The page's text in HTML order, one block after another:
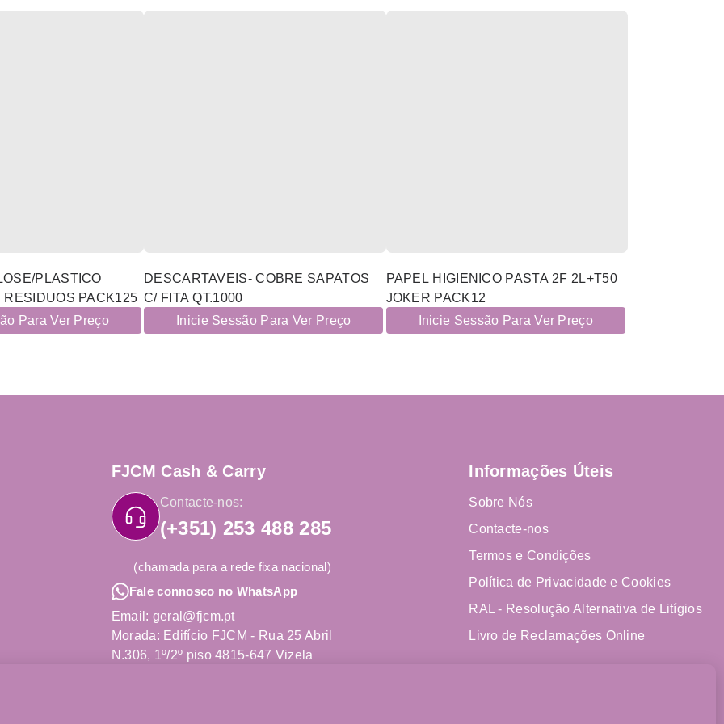
PLASTICO
PACK125
Para Ver Preço
DESCARTAVEIS- COBRE SAPATOS
C/ FITA QT.1000
Inicie Sessão Para Ver Preço
PAPEL HIGIENICO PASTA 2F 2L+T50
JOKER PACK12
Inicie Sessão Para Ver Preço
FJCM Cash & Carry
Contacte-nos:
(+351) 253 488 285
(chamada para a rede fixa nacional)
Fale connosco no WhatsApp
Email: geral@fjcm.pt
Morada: Edifício FJCM - Rua 25 Abril
N.306, 1º/2º piso 4815-647 Vizela
Informações Úteis
Sobre Nós
Contacte-nos
Termos e Condições
Política de Privacidade e Cookies
RAL - Resolução Alternativa de Litígios
Livro de Reclamações Online